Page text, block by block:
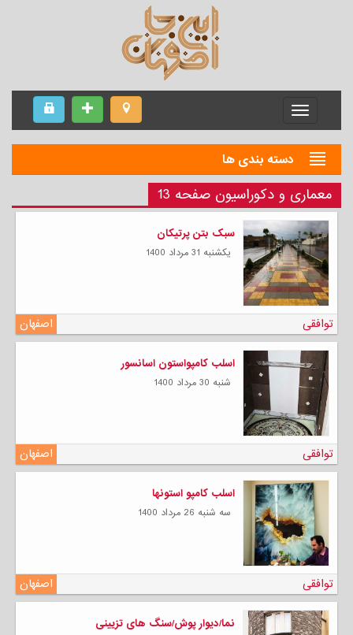
Menu
دسته بندی ها
معماری و دکوراسیون صفحه 13
سبک بتن پرتیکان
يكشنبه 31 مرداد 1400
اصفهان توافقی
اسلب کامپواستون اسانسور
شنبه 30 مرداد 1400
اصفهان توافقی
اسلب کامپو استونها
سه شنبه 26 مرداد 1400
اصفهان توافقی
نما/دیوار پوش/سنگ های تزیینی